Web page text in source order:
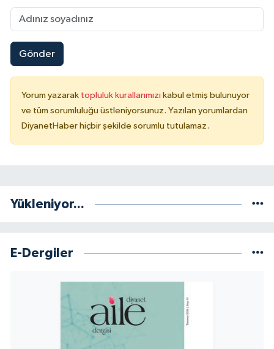
Gönder
Yorum yazarak topluluk kurallarımızı kabul etmiş bulunuyor
ve tüm sorumluluğu üstleniyorsunuz. Yazılan yorumlardan
DiyanetHaber hiçbir şekilde sorumlu tutulamaz.
Yükleniyor...
E-Dergiler
Muş Müftülüğü
Nevşehir Müftülüğü
Niğde Müftülüğü
Rize Müftülüğü
Samsun Müftülüğü
Siirt Müftülüğü
Sinop Müftülüğü